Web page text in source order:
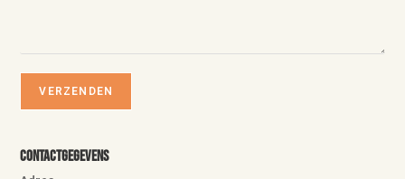
Contactgegevens